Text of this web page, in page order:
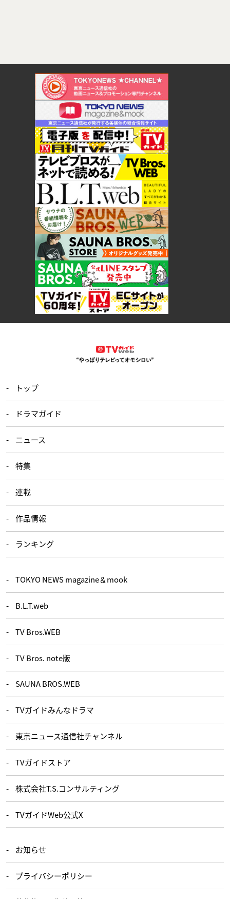
トップ
ドラマガイド
ニュース
特集
連載
作品情報
ランキング
TOKYO NEWS magazine＆mook
B.L.T.web
TV Bros.WEB
TV Bros. note版
SAUNA BROS.WEB
TVガイドみんなドラマ
東京ニュース通信社チャンネル
TVガイドストア
株式会社T.S.コンサルティング
TVガイドWeb公式X
お知らせ
プライバシーポリシー